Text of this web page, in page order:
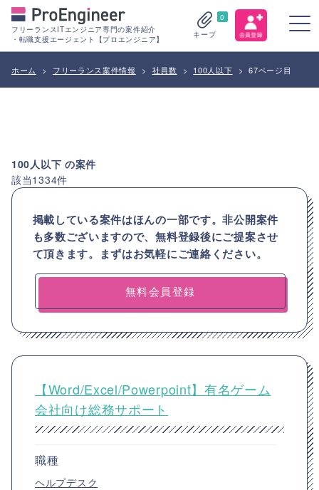
フリーランスITエンジニア専門の案件紹介
・転職支援エージェント【プロエンジニア】
0
キープ
ホーム > フリーランス案件情報 > 社員数 > 100人以下 > 67ページ目
100人以下 の案件
該当1334件
掲載している案件はほんの一部です。非公開案件
も多数ございますので、無料登録後にご提案させ
て頂きます。まずはお気軽にご連絡ください。
無料会員登録
【Word/Excel/Powerpoint】有名ゲーム
会社向け総務サポート
職種
ヘルプデスク